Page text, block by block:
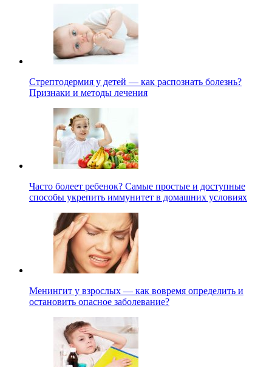
Стрептодермия у детей — как распознать болезнь?
Признаки и методы лечения
Часто болеет ребенок? Самые простые и доступные
способы укрепить иммунитет в домашних условиях
Менингит у взрослых — как вовремя определить и
остановить опасное заболевание?